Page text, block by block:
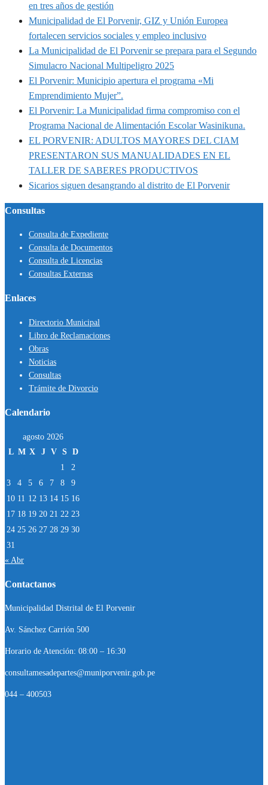
en tres años de gestión
Municipalidad de El Porvenir, GIZ y Unión Europea
fortalecen servicios sociales y empleo inclusivo
La Municipalidad de El Porvenir se prepara para el Segundo
Simulacro Nacional Multipeligro 2025
El Porvenir: Municipio apertura el programa «Mi
Emprendimiento Mujer”.
El Porvenir: La Municipalidad firma compromiso con el
Programa Nacional de Alimentación Escolar Wasinikuna.
EL PORVENIR: ADULTOS MAYORES DEL CIAM
PRESENTARON SUS MANUALIDADES EN EL
TALLER DE SABERES PRODUCTIVOS
Sicarios siguen desangrando al distrito de El Porvenir
Consultas
Consulta de Expediente
Consulta de Documentos
Consulta de Licencias
Consultas Externas
Enlaces
Directorio Municipal
Libro de Reclamaciones
Obras
Noticias
Consultas
Trámite de Divorcio
Calendario
agosto 2026
L M X J V S D
1
2
3
4 5 6 7 8
9
10 11 12 13 14 15 16
17 18 19 20 21 22 23
24 25 26 27 28 29 30
31
« Abr
Contactanos
Municipalidad Distrital de El Porvenir
Av. Sánchez Carrión 500
Horario de Atención: 08:00 – 16:30
consultamesadepartes@muniporvenir.gob.pe
044 – 400503